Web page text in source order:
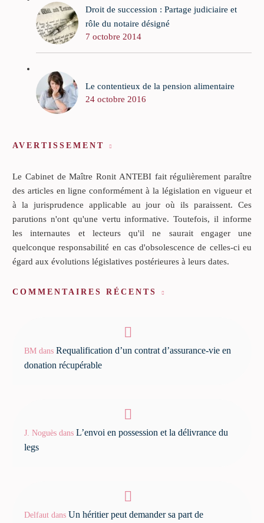
Droit de succession : Partage judiciaire et
rôle du notaire désigné
7 octobre 2014
Le contentieux de la pension alimentaire
24 octobre 2016
AVERTISSEMENT
Le Cabinet de Maître Ronit ANTEBI fait régulièrement paraître
des articles en ligne conformément à la législation en vigueur et
à la jurisprudence applicable au jour où ils paraissent. Ces
parutions n'ont qu'une vertu informative. Toutefois, il informe
les internautes et lecteurs qu'il ne saurait engager une
quelconque responsabilité en cas d'obsolescence de celles-ci eu
égard aux évolutions législatives postérieures à leurs dates.
COMMENTAIRES RÉCENTS
BM dans Requalification d’un contrat d’assurance-vie en
donation récupérable
J. Noguès dans L’envoi en possession et la délivrance du
legs
Delfaut dans Un héritier peut demander sa part de